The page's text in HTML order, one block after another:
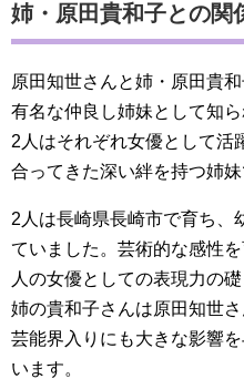
姉・原田貴和子との関
原田知世さんと姉・原田貴
有名な仲良し姉妹として知ら
2人はそれぞれ女優として活
合ってきた深い絆を持つ姉妹
2人は長崎県長崎市で育ち、
ていました。芸術的な感性
人の女優としての表現力の
姉の貴和子さんは原田知世
芸能界入りにも大きな影響
います。